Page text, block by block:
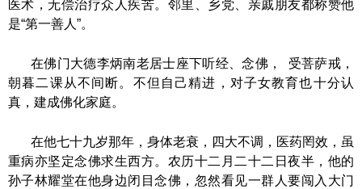
医术，无偿治疗众人疾苦。邻里、乡党、亲戚朋友都称赞他
是“第一善人”。
在佛门大德李炳南老居士座下听经、念佛，
受菩萨戒，
朝暮二课从不间断。不但自己精进，对子女教育也十分认
真，建成佛化家庭。
在他七十九岁那年，身体老衰，四大不调，医药罔效，虽
重病亦坚定念佛求生西方。农历十二月二十二日夜半，他的
孙子林耀堂在他身边闭目念佛，忽然看见一群人要闯入大门